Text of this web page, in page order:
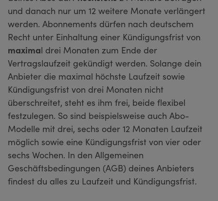
und danach nur um 12 weitere Monate verlängert
werden. Abonnements dürfen nach deutschem
Recht unter Einhaltung einer Kündigungsfrist von
maximal drei Monaten zum Ende der
Vertragslaufzeit gekündigt werden. Solange dein
Anbieter die maximal höchste Laufzeit sowie
Kündigungsfrist von drei Monaten nicht
überschreitet, steht es ihm frei, beide flexibel
festzulegen. So sind beispielsweise auch Abo-
Modelle mit drei, sechs oder 12 Monaten Laufzeit
möglich sowie eine Kündigungsfrist von vier oder
sechs Wochen. In den Allgemeinen
Geschäftsbedingungen (AGB) deines Anbieters
findest du alles zu Laufzeit und Kündigungsfrist.